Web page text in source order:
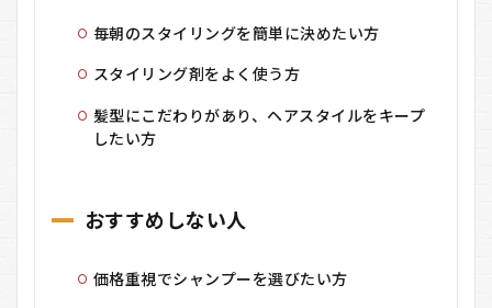
毎朝のスタイリングを簡単に決めたい方
スタイリング剤をよく使う方
髪型にこだわりがあり、ヘアスタイルをキープ
したい方
おすすめしない人
価格重視でシャンプーを選びたい方